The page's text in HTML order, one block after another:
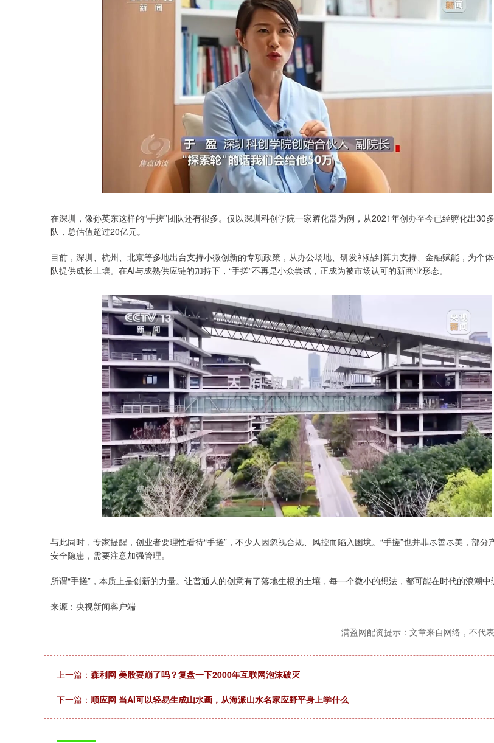
在深圳，像孙英东这样的“手搓”团队还有很多。仅以深圳科创学院一家孵化器为例，从2021年创办至今已经孵化出30
队，总估值超过20亿元。
目前，深圳、杭州、北京等多地出台支持小微创新的专项政策，从办公场地、研发补贴到算力支持、金融赋能，为个
队提供成长土壤。在AI与成熟供应链的加持下，“手搓”不再是小众尝试，正成为被市场认可的新商业形态。
与此同时，专家提醒，创业者要理性看待“手搓”，不少人因忽视合规、风控而陷入困境。“手搓”也并非尽善尽美，部分
安全隐患，需要注意加强管理。
所谓“手搓”，本质上是创新的力量。让普通人的创意有了落地生根的土壤，每一个微小的想法，都可能在时代的浪潮中
来源：央视新闻客户端
满盈网配资提示：文章来自网络，不代表
上一篇： 森利网 美股要崩了吗？复盘一下2000年互联网泡沫破灭
下一篇： 顺应网 当AI可以轻易生成山水画，从海派山水名家应野平身上学什么